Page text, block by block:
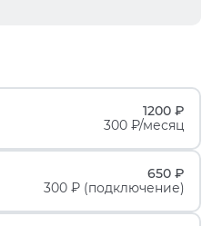
1200 ₽
300 ₽/месяц
650 ₽
300 ₽ (подключение)